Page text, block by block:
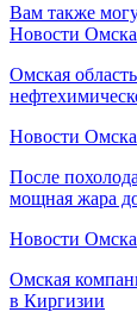
Вам также
Новости Омска
Омская
Новости Омска
После
мощная жара
Новости Омска
Омская
в Киргизии